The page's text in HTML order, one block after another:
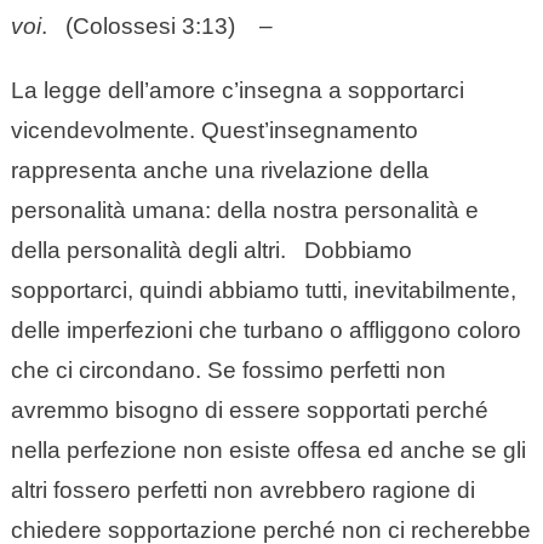
voi. (Colossesi 3:13) –
La legge dell’amore c’insegna a sopportarci
vicendevolmente. Quest’insegnamento
rappresenta anche una rivelazione della
personalità umana: della nostra personalità e
della personalità degli altri. Dobbiamo
sopportarci, quindi abbiamo tutti, inevitabilmente,
delle imperfezioni che turbano o affliggono coloro
che ci circondano. Se fossimo perfetti non
avremmo bisogno di essere sopportati perché
nella perfezione non esiste offesa ed anche se gli
altri fossero perfetti non avrebbero ragione di
chiedere sopportazione perché non ci recherebbe